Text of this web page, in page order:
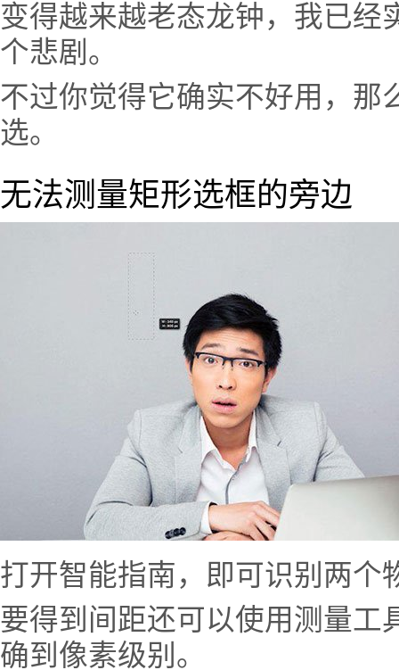
变得越来越老态龙钟，我已经
个悲剧。
不过你觉得它确实不好用，那
选。
无法测量矩形选框的旁边
打开智能指南，即可识别两个
要得到间距还可以使用测量工
确到像素级别。